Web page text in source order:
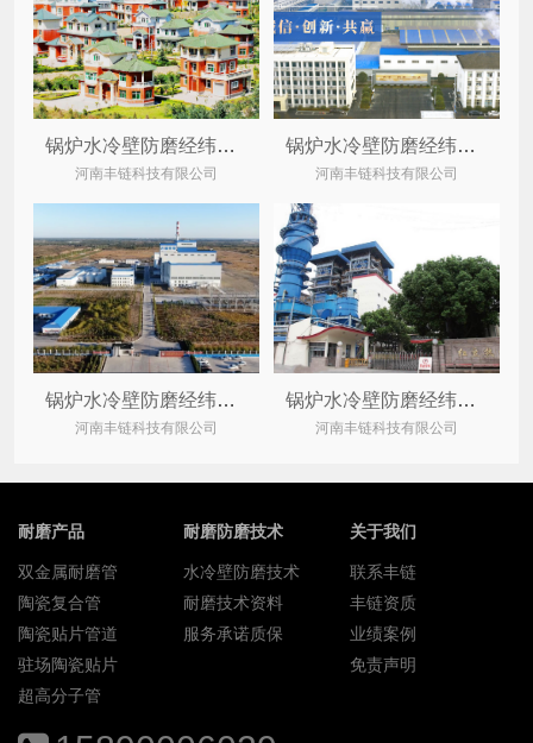
锅炉水冷壁防磨经纬网格栅案例:长治市霍家工业集团
河南丰链科技有限公司
锅炉水冷壁防磨经纬网格栅案例:湖北某科技再生资源公司
河南丰链科技有限公司
锅炉水冷壁防磨经纬网格栅案例:源源能源集团通辽某热电公司
河南丰链科技有限公司
锅炉水冷壁防磨经纬网格栅案例:南国红豆控股
河南丰链科技有限公司
耐磨产品
双金属耐磨管
陶瓷复合管
陶瓷贴片管道
驻场陶瓷贴片
超高分子管
耐磨防磨技术
水冷壁防磨技术
耐磨技术资料
服务承诺质保
关于我们
联系丰链
丰链资质
业绩案例
免责声明